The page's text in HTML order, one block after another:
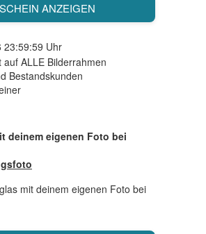
ANZEIGEN
23:59:59 Uhr
ALLE Bilderrahmen
Bestandskunden
deinem eigenen Foto bei
mit deinem eigenen Foto bei